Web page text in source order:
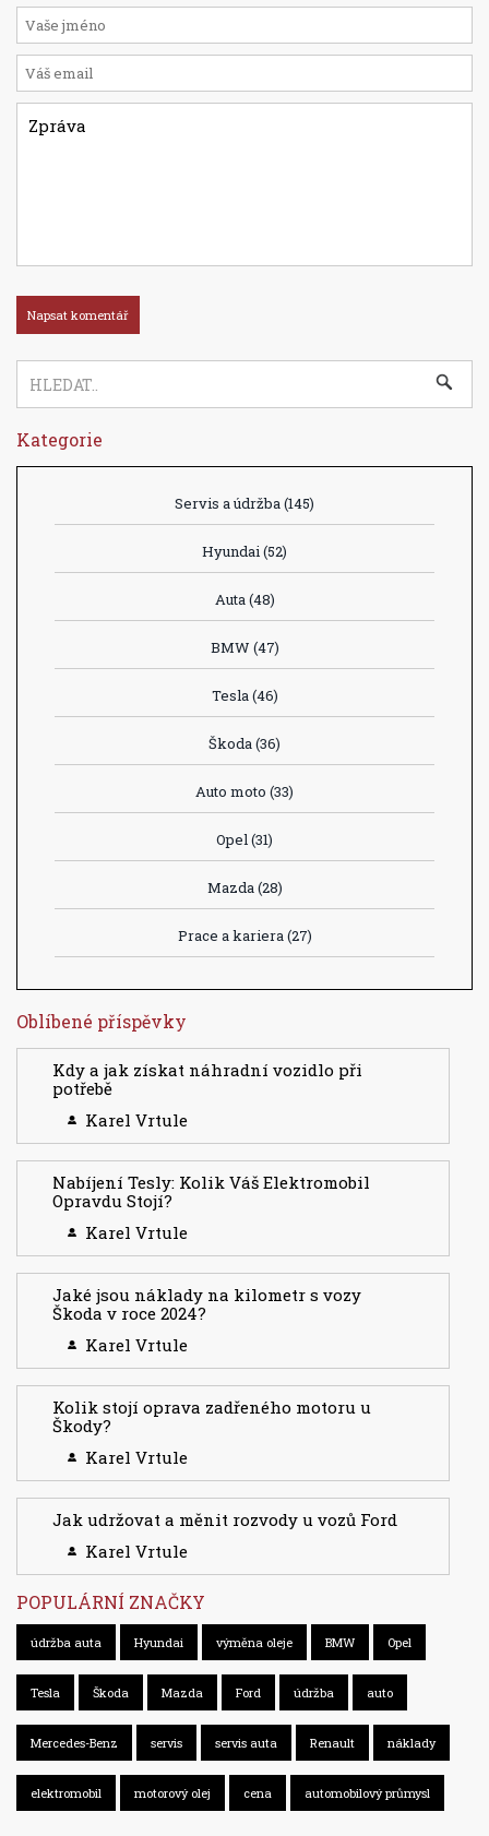
Kategorie
Servis a údržba(145)
Hyundai(52)
Auta(48)
BMW (47)
Tesla(46)
Škoda(36)
Auto moto (33)
Opel(31)
Mazda(28)
Prace a kariera(27)
Oblíbené příspěvky
Kdy a jak získat náhradní vozidlo při
potřebě
Karel Vrtule
Nabíjení Tesly: Kolik Váš Elektromobil
Opravdu Stojí?
Karel Vrtule
Jaké jsou náklady na kilometr s vozy
Škoda v roce 2024?
Karel Vrtule
Kolik stojí oprava zadřeného motoru u
Škody?
Karel Vrtule
Jak udržovat a měnit rozvody u vozů Ford
Karel Vrtule
POPULÁRNÍ ZNAČKY
údržba auta Hyundai výměna oleje BMW Opel
Tesla Škoda Mazda Ford údržba auto
Mercedes-Benz servis servis auta Renault náklady
elektromobil motorový olej cena automobilový průmysl